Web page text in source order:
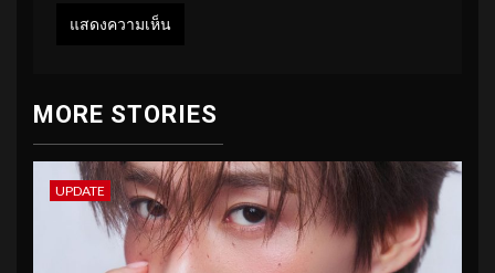
MORE STORIES
UPDATE